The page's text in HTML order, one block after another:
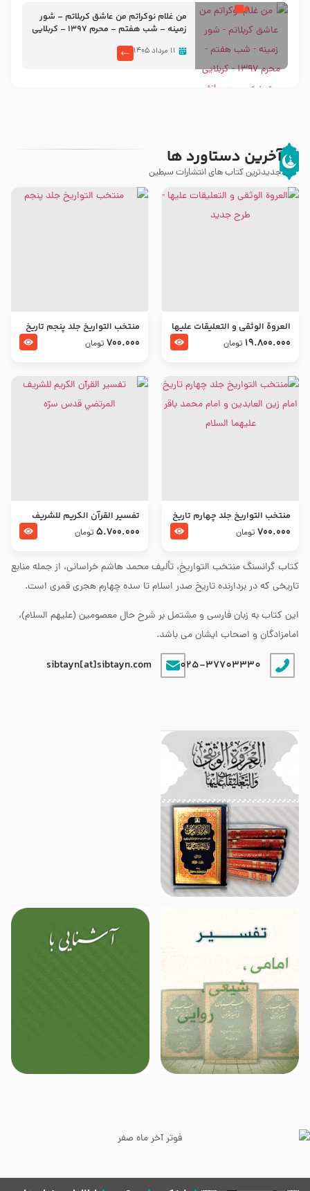
من غلام نوکراتم من عاشق کربلاتم – شور
زمینه – شب هفتم – محرم 1397 – کربلایی
۱۱ مرداد ۱۴۰۵
آخرین دستاورد ها
جدیدترین کتاب های انتشارات سبطین
کتاب گرانسنگ منتخب التواريخ، تألیف محمد هاشم خراسانی، از جمله منابع
تاریخی که در بردارنده تاریخ صدر اسلام تا سده چهارم هجری قمری است.
این کتاب به زبان فارسی و مشتمل بر شرح حال معصومین (علیهم السلام)،
امامزادگان و اصحاب ایشان می باشد.
025-37703330
sibtayn[at]sibtayn.com
العروة الوثقى و التعليقات عليها
– طرح جدید
19.800.000 تومان
منتخب التواریخ جلد پنجم تاریخ
امام جعفر صادق و امام موسی
700.000 تومان
منتخب التواریخ جلد چهارم تاریخ
امام زین العابدین و امام محمد
700.000 تومان
تفسير القرآن الكريم للشريف
المرتضي قدس سرّه
5.700.000 تومان